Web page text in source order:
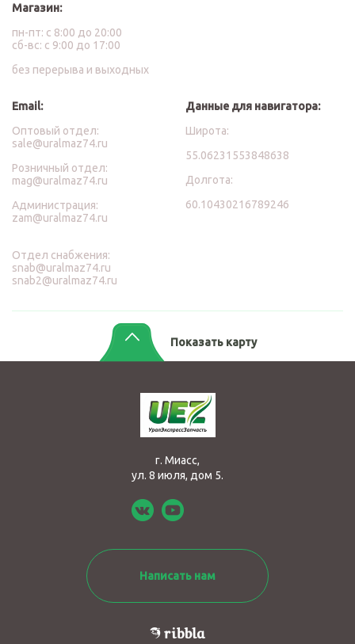
Магазин:
пн-пт: с 8:00 до 20:00
сб-вс: с 9:00 до 17:00
без перерыва и выходных
Email:
Оптовый отдел:
sale@uralmaz74.ru
Розничный отдел:
mag@uralmaz74.ru
Администрация:
zam@uralmaz74.ru
Отдел снабжения:
snab@uralmaz74.ru
snab2@uralmaz74.ru
Данные для навигатора:
Широта:
55.06231553848638
Долгота:
60.10430216789246
Показать карту
г. Миасс,
ул. 8 июля, дом 5.
Написать нам